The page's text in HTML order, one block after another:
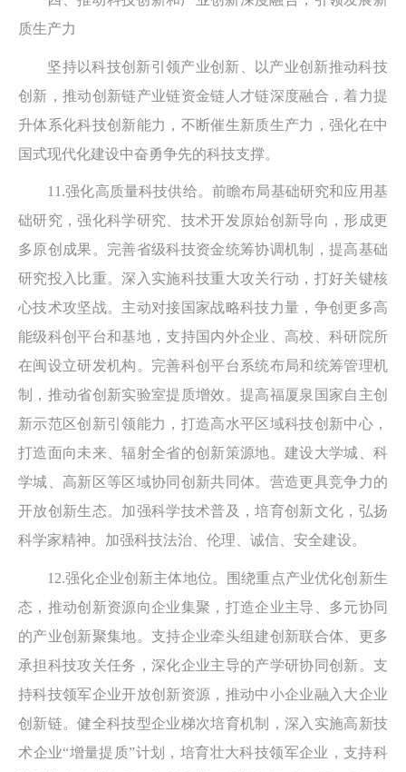
质生产力
坚持以科技创新引领产业创新、以产业创新推动科技
创新，推动创新链产业链资金链人才链深度融合，着力提
升体系化科技创新能力，不断催生新质生产力，强化在中
国式现代化建设中奋勇争先的科技支撑。
11.强化高质量科技供给。前瞻布局基础研究和应用基
础研究，强化科学研究、技术开发原始创新导向，形成更
多原创成果。完善省级科技资金统筹协调机制，提高基础
研究投入比重。深入实施科技重大攻关行动，打好关键核
心技术攻坚战。主动对接国家战略科技力量，争创更多高
能级科创平台和基地，支持国内外企业、高校、科研院所
在闽设立研发机构。完善科创平台系统布局和统筹管理机
制，推动省创新实验室提质增效。提高福厦泉国家自主创
新示范区创新引领能力，打造高水平区域科技创新中心，
打造面向未来、辐射全省的创新策源地。建设大学城、科
学城、高新区等区域协同创新共同体。营造更具竞争力的
开放创新生态。加强科学技术普及，培育创新文化，弘扬
科学家精神。加强科技法治、伦理、诚信、安全建设。
12.强化企业创新主体地位。围绕重点产业优化创新生
态，推动创新资源向企业集聚，打造企业主导、多元协同
的产业创新聚集地。支持企业牵头组建创新联合体、更多
承担科技攻关任务，深化企业主导的产学研协同创新。支
持科技领军企业开放创新资源，推动中小企业融入大企业
创新链。健全科技型企业梯次培育机制，深入实施高新技
术企业“增量提质”计划，培育壮大科技领军企业，支持科